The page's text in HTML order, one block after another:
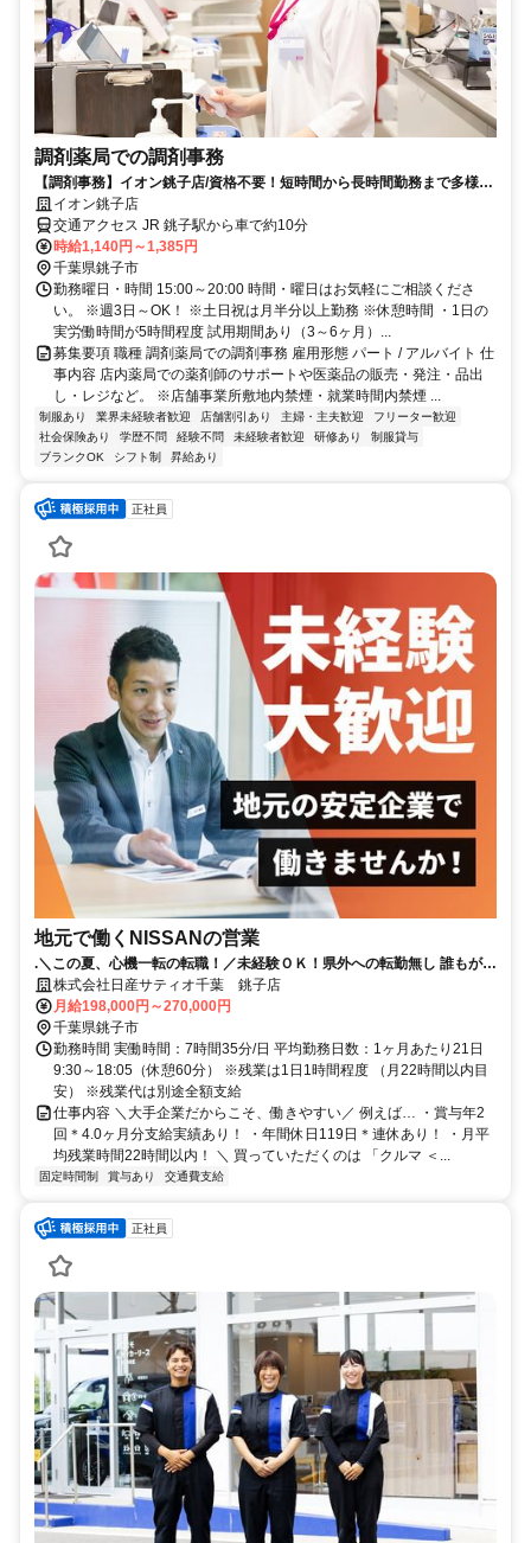
調剤薬局での調剤事務
【調剤事務】イオン銚子店/資格不要！短時間から長時間勤務まで多様な
働き方をご用意♪
イオン銚子店
交通アクセス JR 銚子駅から車で約10分
時給1,140円～1,385円
千葉県銚子市
勤務曜日・時間 15:00～20:00 時間・曜日はお気軽にご相談くださ
い。 ※週3日～OK！ ※土日祝は月半分以上勤務 ※休憩時間 ・1日の
実労働時間が5時間程度 試用期間あり（3～6ヶ月）...
募集要項 職種 調剤薬局での調剤事務 雇用形態 パート / アルバイト 仕
事内容 店内薬局での薬剤師のサポートや医薬品の販売・発注・品出
し・レジなど。 ※店舗事業所敷地内禁煙・就業時間内禁煙 ...
制服あり 業界未経験者歓迎 店舗割引あり 主婦・主夫歓迎
フリーター歓迎
社会保険あり
学歴不問 経験不問 未経験者歓迎 研修あり
制服貸与
ブランクOK
シフト制 昇給あり
正社員
地元で働くNISSANの営業
.＼この夏、心機一転の転職！／未経験ＯＫ！県外への転勤無し 誰もが知
る安心な会社！年間休日119日│賞与4か月分（昨年実績）
株式会社日産サティオ千葉 銚子店
月給198,000円～270,000円
千葉県銚子市
勤務時間 実働時間：7時間35分/日 平均勤務日数：1ヶ月あたり21日
9:30～18:05（休憩60分） ※残業は1日1時間程度 （月22時間以内目
安） ※残業代は別途全額支給
仕事内容 ＼大手企業だからこそ、働きやすい／ 例えば… ・賞与年2
回＊4.0ヶ月分支給実績あり！ ・年間休日119日＊連休あり！ ・月平
均残業時間22時間以内！ ＼ 買っていただくのは 「クルマ ＜...
固定時間制 賞与あり 交通費支給
正社員